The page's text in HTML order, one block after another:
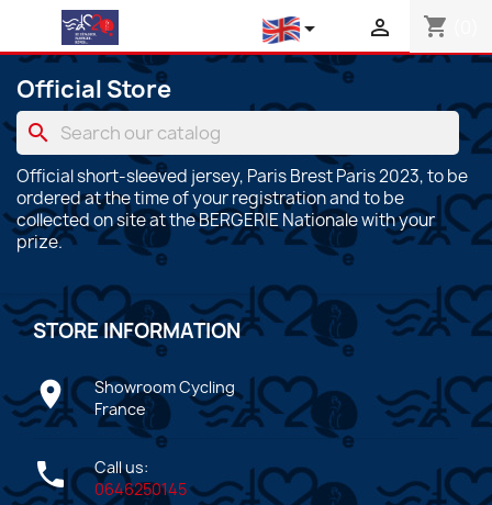
shopping_cart


Official Store
search
Official short-sleeved jersey, Paris Brest Paris 2023, to be
ordered at the time of your registration and to be
collected on site at the BERGERIE Nationale with your
prize.
STORE INFORMATION

Showroom Cycling
France

Call us:
0646250145